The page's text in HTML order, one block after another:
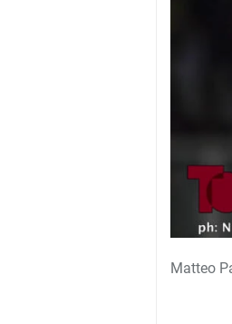
Matteo